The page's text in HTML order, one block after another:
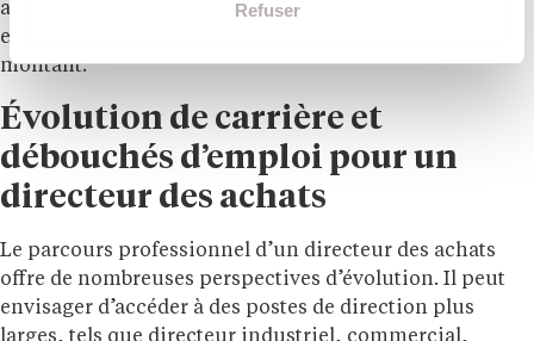
Refuser
atteindre entre 75 000 et 85 000 euros bruts. Le secteur
et la taille de l’entreprise influencent également ce
montant.
Évolution de carrière et
débouchés d’emploi pour un
directeur des achats
Le parcours professionnel d’un directeur des achats
offre de nombreuses perspectives d’évolution. Il peut
envisager d’accéder à des postes de direction plus